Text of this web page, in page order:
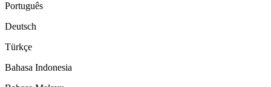
Português
Deutsch
Türkçe
Bahasa Indonesia